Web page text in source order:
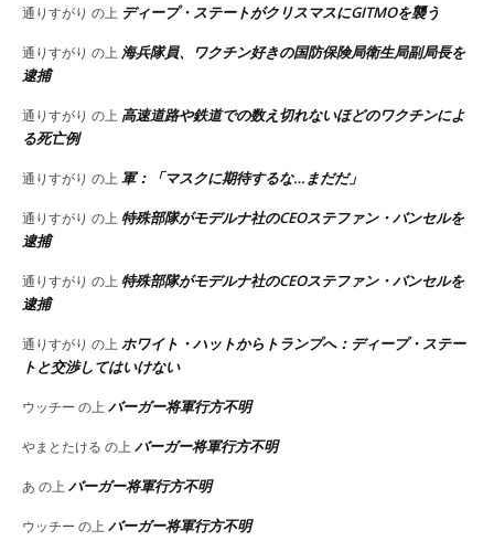
通りすがり の上 ディープ・ステートがクリスマスにGITMOを襲う
通りすがり の上 海兵隊員、ワクチン好きの国防保険局衛生局副局長を
逮捕
通りすがり の上 高速道路や鉄道での数え切れないほどのワクチンによ
る死亡例
通りすがり の上 軍：「マスクに期待するな…まだだ」
通りすがり の上 特殊部隊がモデルナ社のCEOステファン・バンセルを
逮捕
通りすがり の上 特殊部隊がモデルナ社のCEOステファン・バンセルを
逮捕
通りすがり の上 ホワイト・ハットからトランプへ：ディープ・ステー
トと交渉してはいけない
ウッチー の上 バーガー将軍行方不明
やまとたける の上 バーガー将軍行方不明
あ の上 バーガー将軍行方不明
ウッチー の上 バーガー将軍行方不明